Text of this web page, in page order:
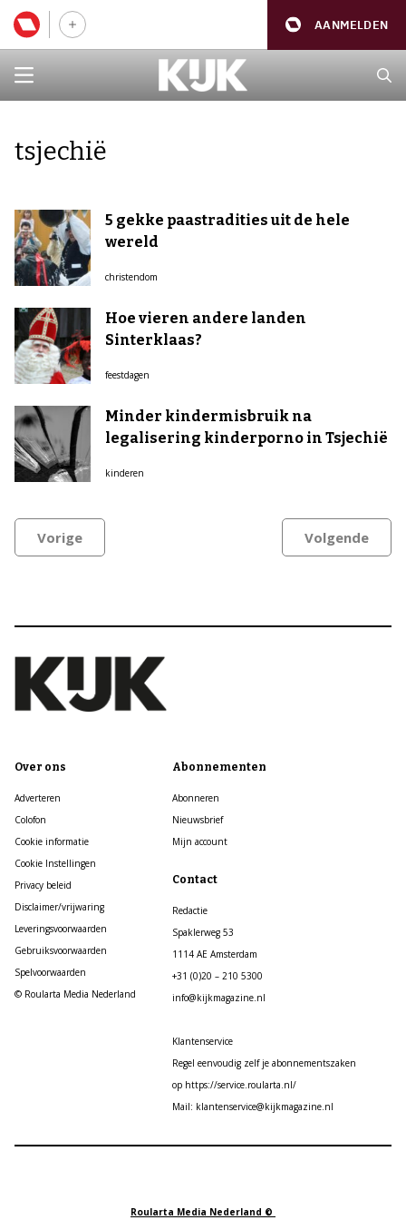
AANMELDEN
tsjechië
5 gekke paastradities uit de hele
wereld
christendom
Hoe vieren andere landen
Sinterklaas?
feestdagen
Minder kindermisbruik na
legalisering kinderporno in Tsjechië
kinderen
Vorige Volgende
Over ons
Adverteren
Colofon
Cookie informatie
Cookie Instellingen
Privacy beleid
Disclaimer/vrijwaring
Leveringsvoorwaarden
Gebruiksvoorwaarden
Spelvoorwaarden
© Roularta Media Nederland
Abonnementen
Abonneren
Nieuwsbrief
Mijn account
Contact
Redactie
Spaklerweg 53
1114 AE Amsterdam
+31 (0)20 – 210 5300
info@kijkmagazine.nl
Klantenservice
Regel eenvoudig zelf je abonnementszaken
op https://service.roularta.nl/
Mail: klantenservice@kijkmagazine.nl
Roularta Media Nederland ©